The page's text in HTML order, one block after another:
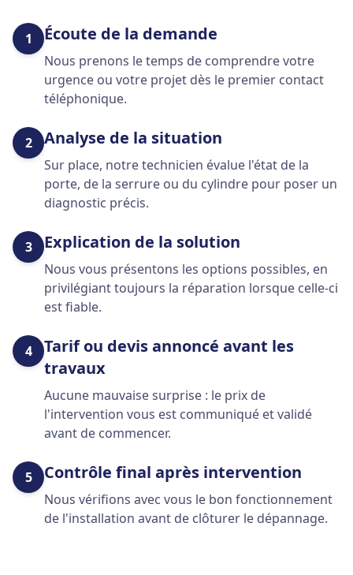
1 Écoute de la demande
Nous prenons le temps de comprendre votre
urgence ou votre projet dès le premier contact
téléphonique.
2 Analyse de la situation
Sur place, notre technicien évalue l'état de la
porte, de la serrure ou du cylindre pour poser un
diagnostic précis.
3 Explication de la solution
Nous vous présentons les options possibles, en
privilégiant toujours la réparation lorsque celle-ci
est fiable.
4
Tarif ou devis annoncé avant les
travaux
Aucune mauvaise surprise : le prix de
l'intervention vous est communiqué et validé
avant de commencer.
5 Contrôle final après intervention
Nous vérifions avec vous le bon fonctionnement
de l'installation avant de clôturer le dépannage.